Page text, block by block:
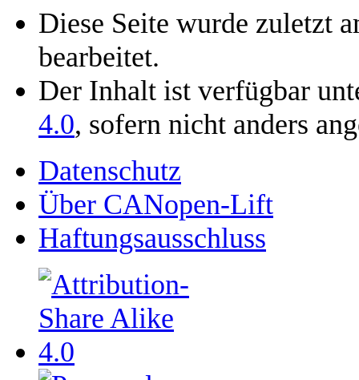
Diese Seite wurde zuletzt
bearbeitet.
Der Inhalt ist verfügbar
4.0, sofern nicht anders
Datenschutz
Über CANopen-Lift
Haftungsausschluss